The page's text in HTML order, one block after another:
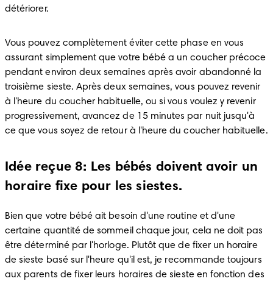
détériorer.
Vous pouvez complètement éviter cette phase en vous
assurant simplement que votre bébé a un coucher précoce
pendant environ deux semaines après avoir abandonné la
troisième sieste. Après deux semaines, vous pouvez revenir
à l'heure du coucher habituelle, ou si vous voulez y revenir
progressivement, avancez de 15 minutes par nuit jusqu'à
ce que vous soyez de retour à l'heure du coucher habituelle.
Idée reçue 8: Les bébés doivent avoir un
horaire fixe pour les siestes.
Bien que votre bébé ait besoin d'une routine et d'une
certaine quantité de sommeil chaque jour, cela ne doit pas
être déterminé par l'horloge. Plutôt que de fixer un horaire
de sieste basé sur l'heure qu'il est, je recommande toujours
aux parents de fixer leurs horaires de sieste en fonction des